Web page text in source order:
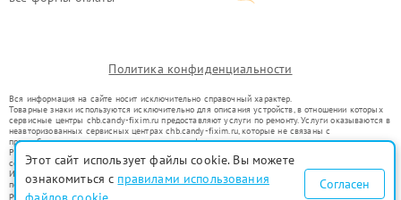
Политика конфиденциальности
Вся информация на сайте носит исключительно справочный характер.
Товарные знаки используются исключительно для описания устройств, в отношении которых
сервисные центры chb.candy-fixim.ru предоставляют услуги по ремонту. Услуги оказываются в
неавторизованных сервисных центрах chb.candy-fixim.ru, которые не связаны с
правообладателями товарных знаков или их официальными представителями.
Ремонт осуществляется для устройств, уже введенных в гражданский оборот в соответствии
со статьей 1487 ГК РФ.
Использование товарных знаков не преследует цели индивидуализации услуг или введения
потребителей в заблуждение, а служит для информирования о предоставляемых услугах по
ремонту техники указанных брендов.
Этот сайт использует файлы cookie. Вы можете
ознакомиться с правилами использования
Согласен